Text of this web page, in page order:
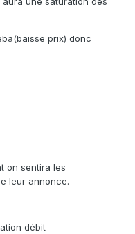
prix) donc
on sentira les
leur annonce.
débit